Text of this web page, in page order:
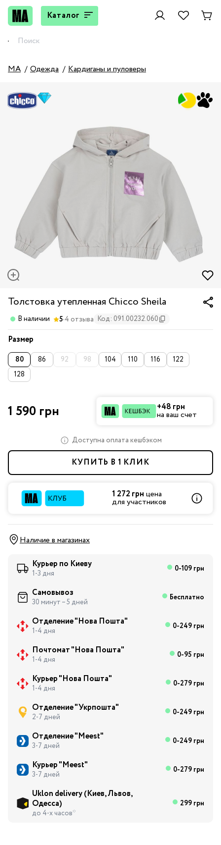
Каталог
MA Одежда Кардиганы и пуловеры
Толстовка утепленная Chicco Sheila
В наличии 5·4 отзыва Код: 091.00232.060
Размер
80 86 92 98 104 110 116
122
128
1 590 грн +48 грн
на ваш счет
Доступна оплата кешбэком
КУПИТЬ В 1 КЛИК
1 272 грн цена
для участников
Наличие в магазинах
Курьер по Киеву
1-3 дня 0-109 грн
Самовывоз
30 минут – 5 дней Бесплатно
Отделение "Нова Пошта"
1-4 дня 0-249 грн
Почтомат "Нова Пошта"
1-4 дня 0-95 грн
Курьер "Нова Пошта"
1-4 дня 0-279 грн
Отделение "Укрпошта"
2-7 дней 0-249 грн
Отделение "Meest"
3-7 дней 0-249 грн
Курьер "Meest"
3-7 дней 0-279 грн
Uklon delivery (Киев, Львов,
Одесса)
до 4-х часов*
299 грн